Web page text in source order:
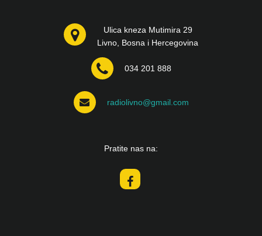
Ulica kneza Mutimira 29
Livno, Bosna i Hercegovina
034 201 888
radiolivno@gmail.com
Pratite nas na: